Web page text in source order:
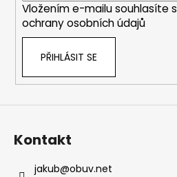
Vložením e-mailu souhlasíte s
ochrany osobních údajů
PŘIHLÁSIT SE
Kontakt
jakub@obuv.net